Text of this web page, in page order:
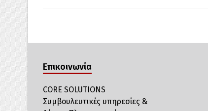
Επικοινωνία
CORE SOLUTIONS
Συμβουλευτικές υπηρεσίες &